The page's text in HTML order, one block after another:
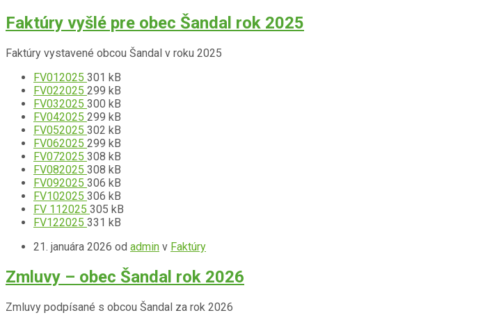
Faktúry vyšlé pre obec Šandal rok 2025
Faktúry vystavené obcou Šandal v roku 2025
PrílohyFV012025 Prípona
súboru:
pdf
Veľkosť
súboru:
301 kB
FV022025 Prípona
súboru:
pdf
Veľkosť
súboru:
299 kB
FV032025 Prípona
súboru:
pdf
Veľkosť
súboru:
300 kB
FV042025 Prípona
súboru:
pdf
Veľkosť
súboru:
299 kB
FV052025 Prípona
súboru:
pdf
Veľkosť
súboru:
302 kB
FV062025 Prípona
súboru:
pdf
Veľkosť
súboru:
299 kB
FV072025 Prípona
súboru:
pdf
Veľkosť
súboru:
308 kB
FV082025 Prípona
súboru:
pdf
Veľkosť
súboru:
308 kB
FV092025 Prípona
súboru:
pdf
Veľkosť
súboru:
306 kB
FV102025 Prípona
súboru:
pdf
Veľkosť
súboru:
306 kB
FV 112025 Prípona
súboru:
Veľkosť
súboru:
305 kB
FV122025 Prípona
pdf
Veľkosť
331 kB
21. januára 2026 od admin v Faktúry
Zmluvy – obec Šandal rok 2026
Zmluvy podpísané s obcou Šandal za rok 2026